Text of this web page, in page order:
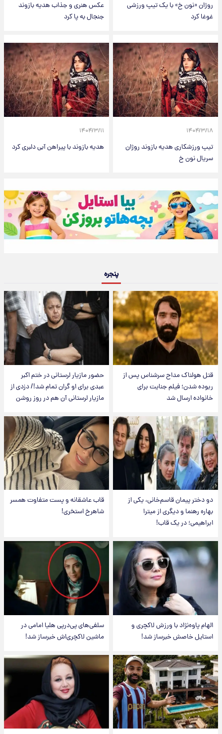
روژان «نون خ» با یک تیپ ورزشی
غوغا کرد
عکس هنری و جذاب هدیه بازوند
جنجال به پا کرد
۱۴۰۴/۳/۱۸
تیپ ورزشکاری هدیه بازوند روژان
سریال نون خ
۱۴۰۴/۳/۱۱
هدیه بازوند با پیراهن آبی دلبری کرد
پنجره
قتل هولناک مداح سرشناس پس از
ربوده شدن؛ فیلم جنایت برای
خانواده ارسال شد
حضور مازیار لرستانی در ختم اکبر
عبدی برای او گران تمام شد!/ دزدی از
مازیار لرستانی آن هم در روز روشن
دو دختر پیمان قاسم‌خانی، یکی از
بهاره رهنما و دیگری از میترا
ابراهیمی؛ در یک قاب!
قاب عاشقانه و پست متفاوت همسر
شاهرخ استخری!
الهام پاوه‌نژاد با ورزش لاکچری و
استایل خاصش خبرساز شد!
سلفی‌های پی‌درپی هلیا امامی در
ماشین لاکچری‌اش خبرساز شد!